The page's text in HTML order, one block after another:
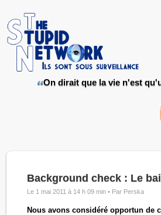
On dirait que la vie n'est
Background check : Le
Le 1 mai 2011 à 14 h 09 min • Par Perska
Nous avons considéré opportun de